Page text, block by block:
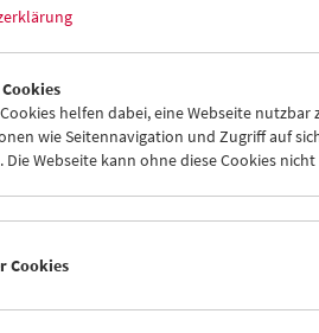
19 20
02
Mi 19.7.
helfen dabei, eine Webseite nutzbar
wie Seitennavigation und Zugriff auf
Die Webseite kann ohne diese Cookies
Cookies